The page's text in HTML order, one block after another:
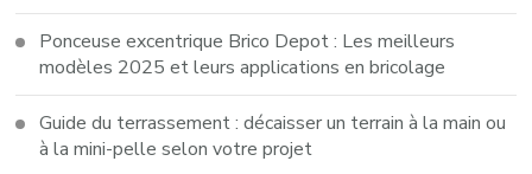
Ponceuse excentrique Brico Depot : Les meilleurs
modèles 2025 et leurs applications en bricolage
Guide du terrassement : décaisser un terrain à la main ou
à la mini-pelle selon votre projet